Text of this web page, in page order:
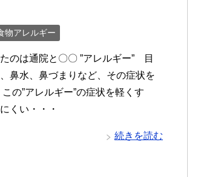
物アレルギー
のは通院と〇〇 ”アレルギー” 目
鼻水、鼻づまりなど、その症状を
の”アレルギー”の症状を軽くす
くい・・・
続きを読む